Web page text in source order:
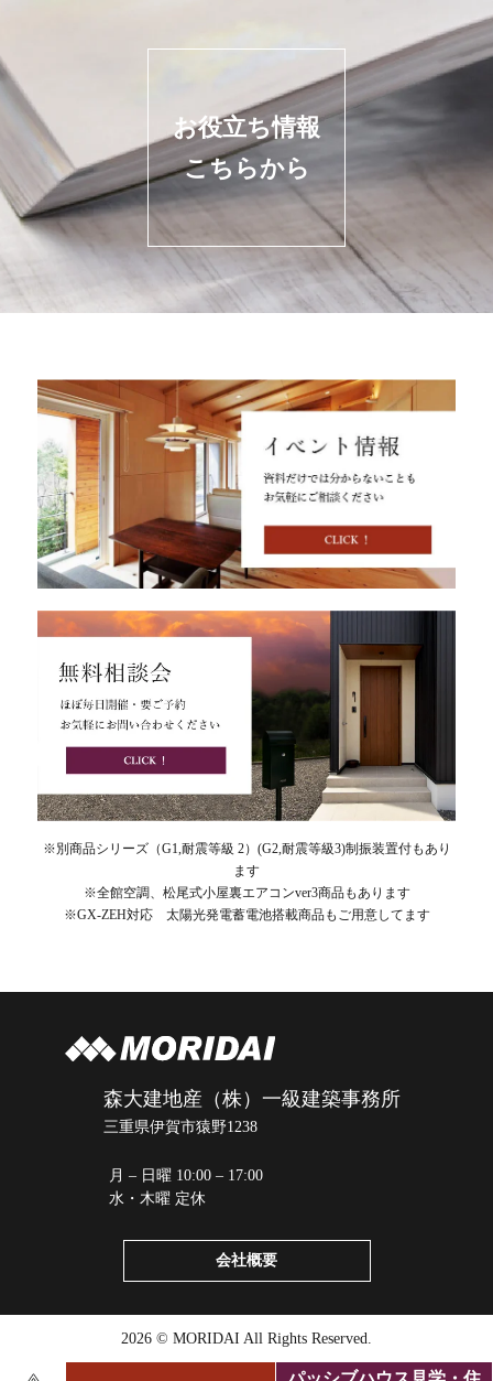
お役立ち情報
こちらから
※別商品シリーズ（G1,耐震等級 2）(G2,耐震等級3)制振装置付もあり
ます
※全館空調、松尾式小屋裏エアコンver3商品もあります
※GX-ZEH対応 太陽光発電蓄電池搭載商品もご用意してます
森大建地産（株）一級建築事務所
三重県伊賀市猿野1238
月 – 日曜 10:00 – 17:00
水・木曜 定休
会社概要
2026 © MORIDAI All Rights Reserved.